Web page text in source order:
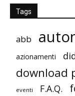
Tags
abb
azionamenti
download
eventi F.A.Q.